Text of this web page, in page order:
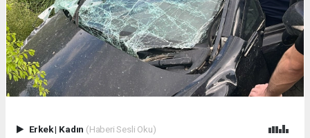
Erkek| Kadın (Haberi Sesli Oku)